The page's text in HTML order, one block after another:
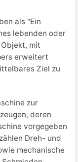
als "Ein
lebenden oder
mit
erweitert
Ziel zu
zur
deren
vorgegeben
Dreh- und
mechanische